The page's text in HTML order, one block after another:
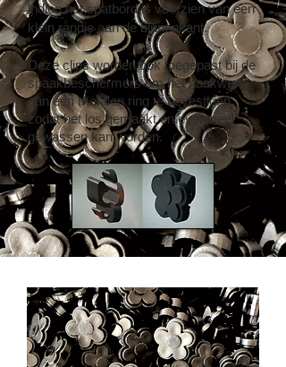
indien het spatbord is voorzien van een
klein randje aan de binnenkant.
Deze clips worden ook toegepast bij de
spaakbeschermers om het haakwerk
aan een metalen ring te bevestigen
zodat het los gemaakt en eventueel
gewassen kan worden.